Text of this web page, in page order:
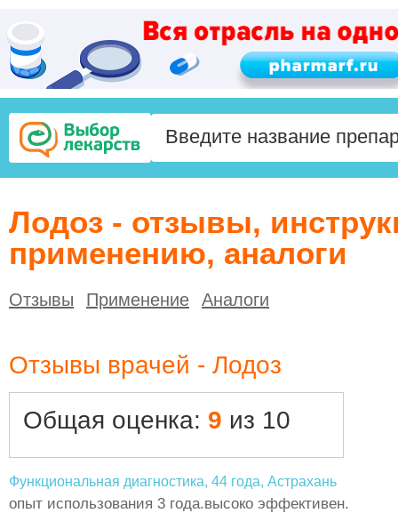
Лодоз - отзывы,
применению, аналоги
Отзывы Применение Аналоги
Отзывы врачей - Лодоз
Общая оценка: 9 из 10
Функциональная диагностика, 44 года, Астрахань
опыт использования 3 года.высоко эффективен.